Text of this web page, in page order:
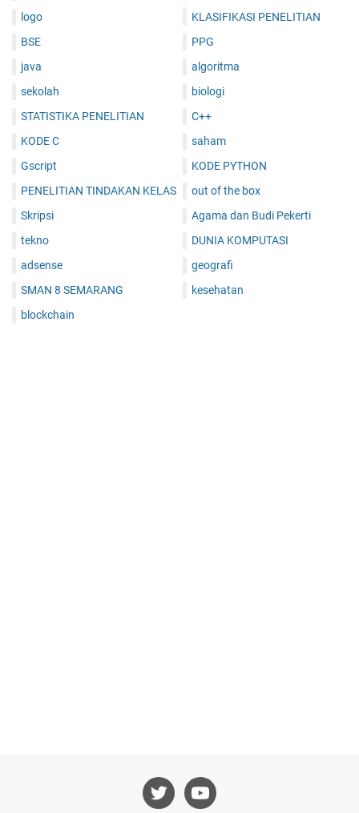
logo
BSE
java
sekolah
STATISTIKA PENELITIAN
KODE C
Gscript
PENELITIAN TINDAKAN KELAS
Skripsi
tekno
adsense
SMAN 8 SEMARANG
blockchain
KLASIFIKASI PENELITIAN
PPG
algoritma
biologi
C++
saham
KODE PYTHON
out of the box
Agama dan Budi Pekerti
DUNIA KOMPUTASI
geografi
kesehatan